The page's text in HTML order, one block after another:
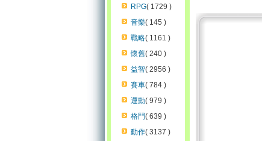
RPG( 1729 )
音樂( 145 )
戰略( 1161 )
懷舊( 240 )
益智( 2956 )
賽車( 784 )
運動( 979 )
格鬥( 639 )
動作( 3137 )